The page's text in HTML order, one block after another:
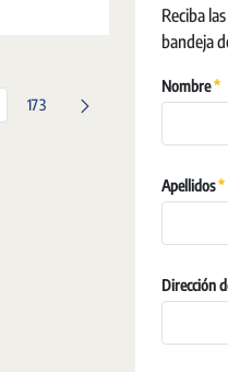
Pàgines intermèdies Utilitzeu TAB
Pàgina
173
Reciba
bandeja
Nombre
Apellidos
Dirección